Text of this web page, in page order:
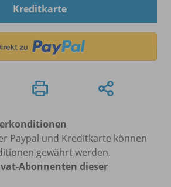
Kreditkarte
Paypal und Kreditkarte können
gewährt werden.
Abonnenten dieser